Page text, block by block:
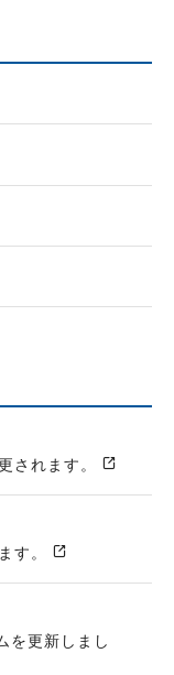
れます。
。
を更新しまし